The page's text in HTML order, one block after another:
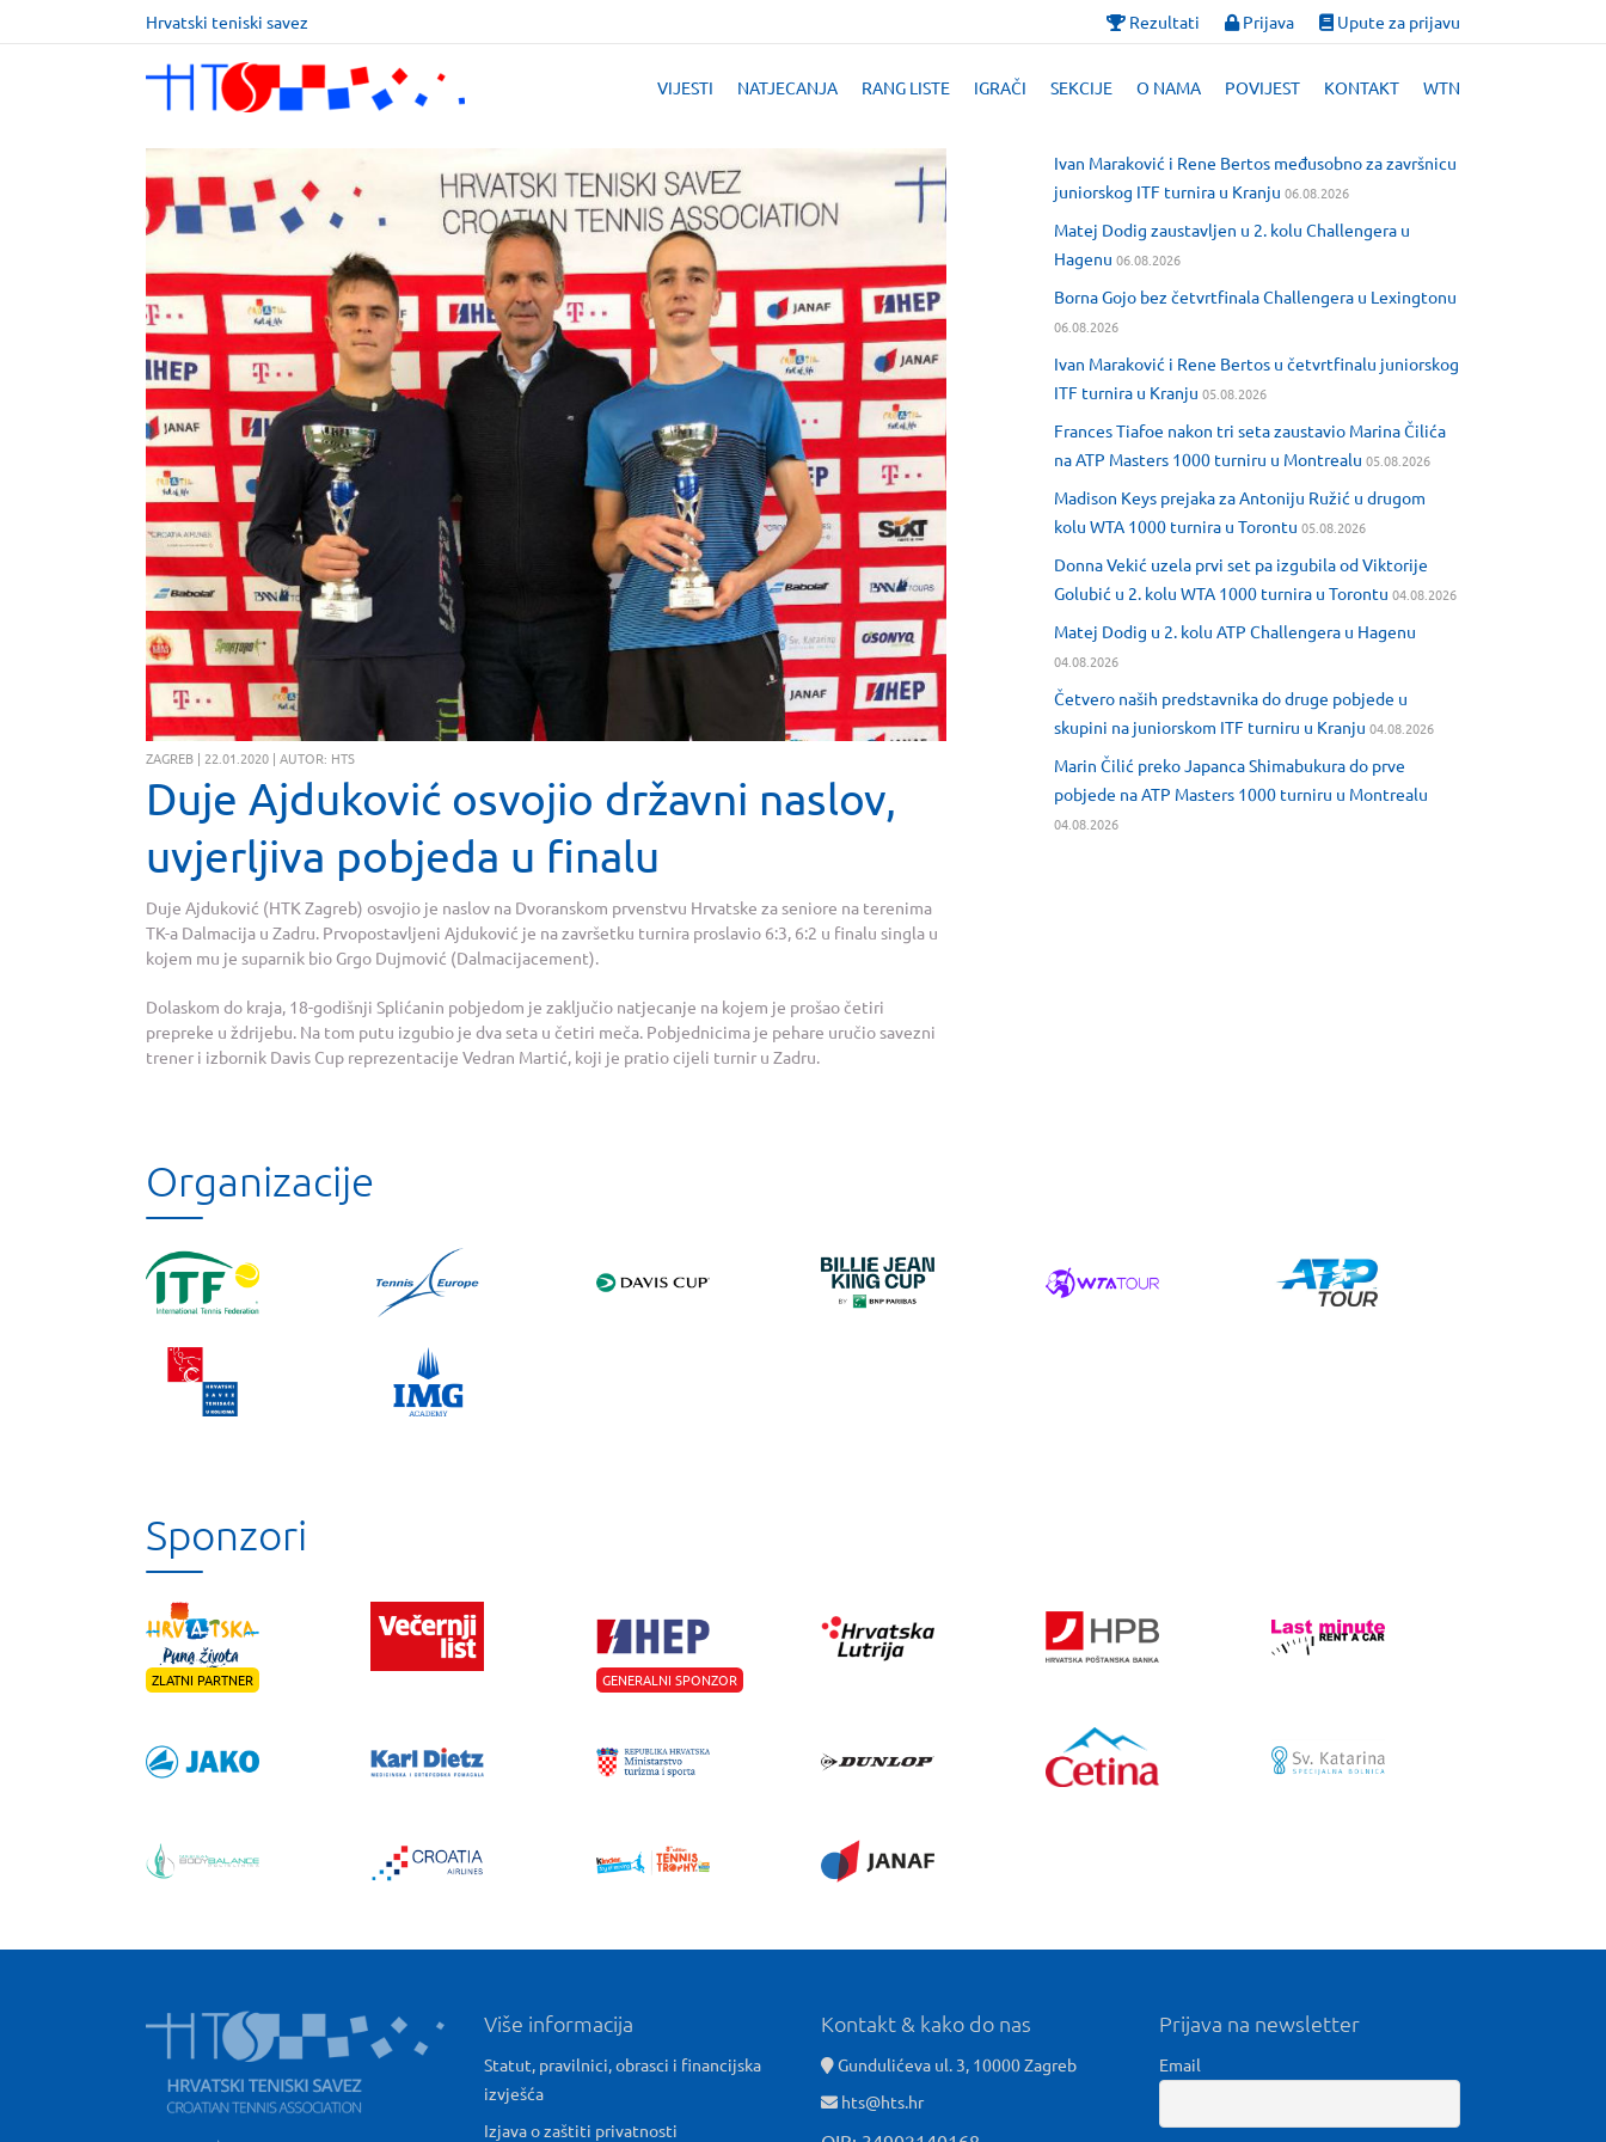
Hrvatski teniski savez Rezultati Prijava Upute za prijavu
VIJESTI NATJECANJA RANG LISTE IGRAČI SEKCIJE O NAMA POVIJEST KONTAKT WTN
ZAGREB | 22.01.2020 | AUTOR: HTS
Duje Ajduković osvojio državni naslov,
uvjerljiva pobjeda u finalu
Duje Ajduković (HTK Zagreb) osvojio je naslov na Dvoranskom prvenstvu Hrvatske za seniore na terenima
TK-a Dalmacija u Zadru. Prvopostavljeni Ajduković je na završetku turnira proslavio 6:3, 6:2 u finalu singla u
kojem mu je suparnik bio Grgo Dujmović (Dalmacijacement).
Dolaskom do kraja, 18-godišnji Splićanin pobjedom je zaključio natjecanje na kojem je prošao četiri
prepreke u ždrijebu. Na tom putu izgubio je dva seta u četiri meča. Pobjednicima je pehare uručio savezni
trener i izbornik Davis Cup reprezentacije Vedran Martić, koji je pratio cijeli turnir u Zadru.
Ivan Maraković i Rene Bertos međusobno za završnicu
juniorskog ITF turnira u Kranju 06.08.2026
Matej Dodig zaustavljen u 2. kolu Challengera u
Hagenu 06.08.2026
Borna Gojo bez četvrtfinala Challengera u Lexingtonu
06.08.2026
Ivan Maraković i Rene Bertos u četvrtfinalu juniorskog
ITF turnira u Kranju 05.08.2026
Frances Tiafoe nakon tri seta zaustavio Marina Čilića
na ATP Masters 1000 turniru u Montrealu 05.08.2026
Madison Keys prejaka za Antoniju Ružić u drugom
kolu WTA 1000 turnira u Torontu 05.08.2026
Donna Vekić uzela prvi set pa izgubila od Viktorije
Golubić u 2. kolu WTA 1000 turnira u Torontu 04.08.2026
Matej Dodig u 2. kolu ATP Challengera u Hagenu
04.08.2026
Četvero naših predstavnika do druge pobjede u
skupini na juniorskom ITF turniru u Kranju 04.08.2026
Marin Čilić preko Japanca Shimabukura do prve
pobjede na ATP Masters 1000 turniru u Montrealu
04.08.2026
Organizacije
Sponzori
ZLATNI PARTNER GENERALNI SPONZOR
Više informacija
Statut, pravilnici, obrasci i financijska
izvješća
Izjava o zaštiti privatnosti
Kontakt & kako do nas
Gundulićeva ul. 3, 10000 Zagreb
hts@hts.hr
Prijava na newsletter
Email